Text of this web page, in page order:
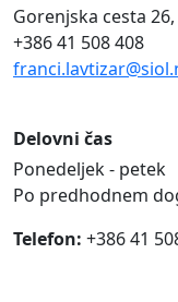
Gorenjska cesta
+386 41 508 408
Delovni čas
Ponedeljek - petek
Po predhodnem
Telefon: +386 41